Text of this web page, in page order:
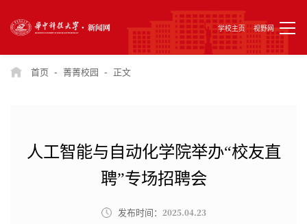
学校主页 视野网
首页 - 菁菁校园 - 正文
人工智能与自动化学院举办“校友直
聘”专场招聘会
发布时间： 2025.04.23